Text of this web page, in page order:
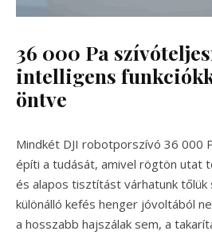
36 000 Pa
intelligens
öntve
Mindkét DJI robotporszívó 36 000
építi a tudását, amivel rögtön utat
és alapos tisztítást várhatunk tőlük
különálló kefés henger jóvoltából
a hosszabb hajszálak sem, a